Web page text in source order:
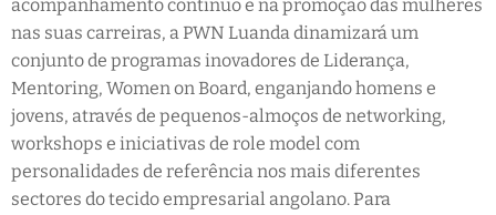
acompanhamento contínuo e na promoção das mulheres
nas suas carreiras, a PWN Luanda dinamizará um
conjunto de programas inovadores de Liderança,
Mentoring, Women on Board, enganjando homens e
jovens, através de pequenos-almoços de networking,
workshops e iniciativas de role model com
personalidades de referência nos mais diferentes
sectores do tecido empresarial angolano. Para